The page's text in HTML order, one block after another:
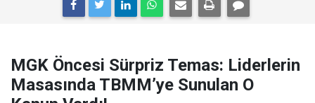
MGK Öncesi Sürpriz Temas: Liderlerin
Masasında TBMM’ye Sunulan O